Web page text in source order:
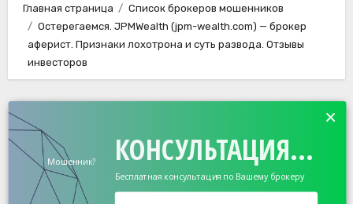
Главная страница
Список брокеров мошенников
Остерегаемся. JPMWealth (jpm-wealth.com) — брокер
аферист. Признаки лохотрона и суть развода. Отзывы
инвесторов
КОНСУЛЬТАЦИЯ...
Бесплатная консультация по Вашему брокеру
Мошенник?
×